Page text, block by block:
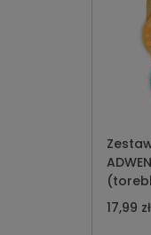
17,99 zł